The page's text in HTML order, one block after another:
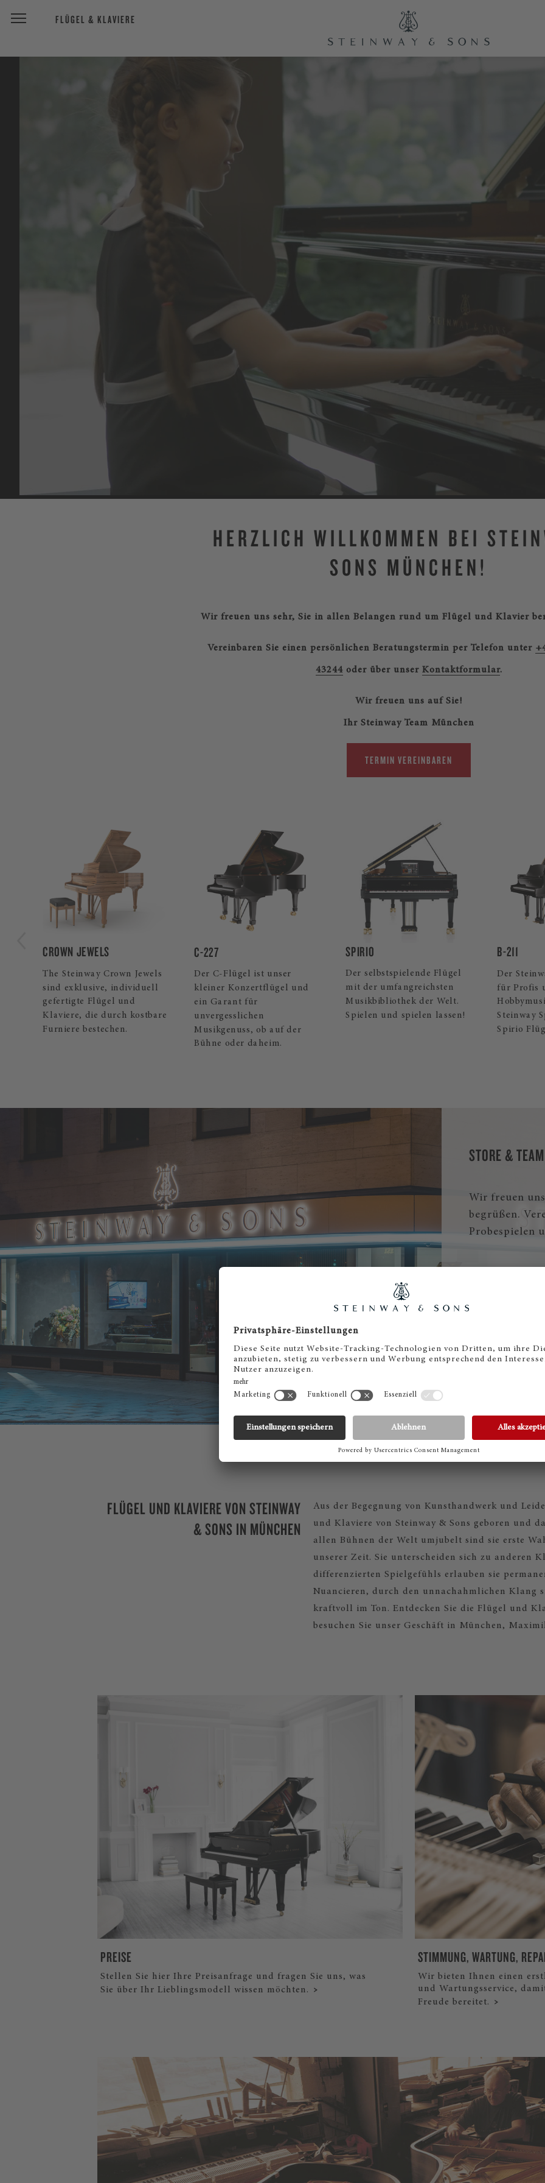
FLÜGEL & KLAVIERE
HERZLICH WILLKOMMEN BEI
SONS MÜNCHEN!
Wir freuen uns sehr, Sie in allen Belangen rund um Flügel und Klavier
Vereinbaren Sie einen persönlichen Beratungstermin per Telefon unter
43244 oder über unser Kontaktformular.
Wir freuen uns auf Sie!
Ihr Steinway Team München
TERMIN VEREINBAREN
C-227
Der C-Flügel ist unser
kleiner Konzertflügel und
ein Garant für
unvergesslichen
Musikgenuss, ob auf der
SPIRIO
Der selbstspielende Flügel
mit der umfangreichsten
Musikbibliothek der Welt.
Spielen und spielen lassen!
B-211
Der Steinway Flügelklassiker
für Profis und ambitionierte
Hobbymusiker. Auch als
Steinway Spirio | r und
LIMITED
Streng
Flügel
STORE & TEAM
Wir freuen
begrüßen.
Probespielen
FLÜGEL UND KLAVIERE VON STEINWAY
& SONS IN MÜNCHEN
Aus der Begegnung von Kunsthandwerk und
und Klaviere von Steinway & Sons geboren und
allen Bühnen der Welt umjubelt sind sie erste
unserer Zeit. Sie unterscheiden sich zu anderen
differenzierten Spielgefühls erlauben sie
Nuancieren, durch den unnachahmlichen Klang
kraftvoll im Ton. Entdecken Sie die Flügel und
besuchen Sie unser Geschäft in München,
PREISE
Stellen Sie hier Ihre Preisanfrage und fragen Sie uns, was
Sie über Ihr Lieblingsmodell wissen möchten.
STIMMUNG, WARTUNG,
Wir bieten Ihnen einen
und Wartungsservice,
Freude bereitet.